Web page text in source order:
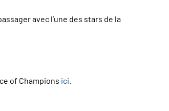
avec l’une des stars de la
of Champions ici